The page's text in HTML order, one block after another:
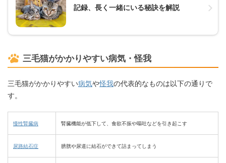
記録、長く一緒にいる秘訣を解説
三毛猫がかかりやすい病気・怪我
三毛猫がかかりやすい病気や怪我の代表的なものは以下の通りで
す。
慢性腎臓病 腎臓機能が低下して、食欲不振や嘔吐などを引き起こす
尿路結石症 膀胱や尿道に結石ができて詰まってしまう